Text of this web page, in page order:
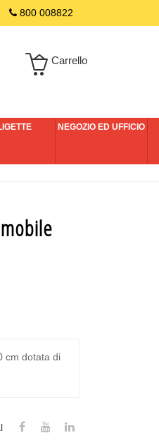
800 008822
Carrello
NEGOZIO ED UFFICIO
cm dotata di